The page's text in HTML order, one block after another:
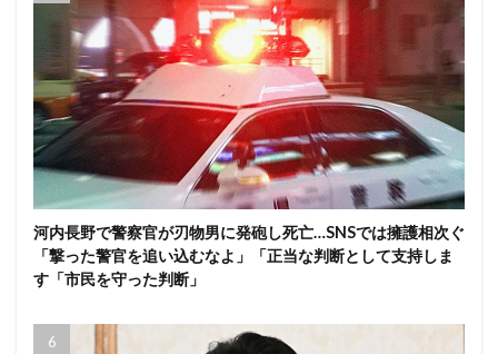
河内長野で警察官が刃物男に発砲し死亡…SNSでは擁護相次ぐ
「撃った警官を追い込むなよ」「正当な判断として支持しま
す「市民を守った判断」